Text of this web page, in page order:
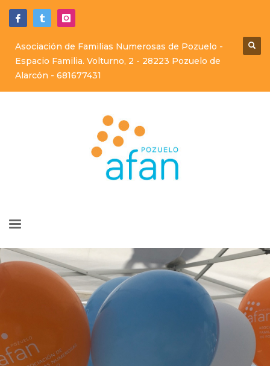
Asociación de Familias Numerosas de Pozuelo -
Espacio Familia. Volturno, 2 - 28223 Pozuelo de
Alarcón - 681677431